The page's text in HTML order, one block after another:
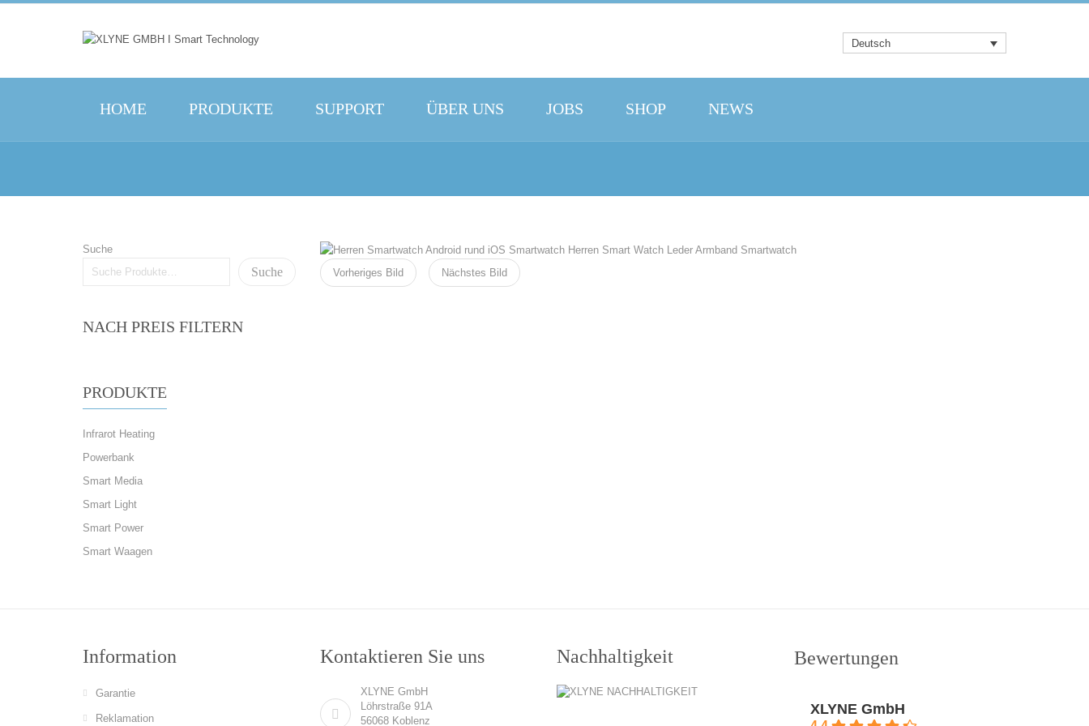
Deutsch
HOME PRODUKTE SUPPORT ÜBER UNS JOBS SHOP NEWS
Suche
Suche
NACH PREIS FILTERN
PRODUKTE
Infrarot Heating
Powerbank
Smart Media
Smart Light
Smart Power
Smart Waagen
Vorheriges Bild Nächstes Bild
Information
Garantie
Reklamation
Kontaktieren Sie uns
XLYNE GmbH
Löhrstraße 91A
56068 Koblenz
Nachhaltigkeit Bewertungen
XLYNE GmbH